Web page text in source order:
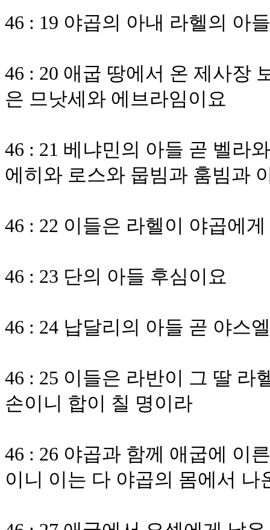
46 : 19 야곱의 아내 라헬의 아
46 : 20 애굽 땅에서 온 제사장
은 므낫세와 에브라임이요
46 : 21 베냐민의 아들 곧 벨라
에히와 로스와 뭅빔과 훔빔과
46 : 22 이들은 라헬이 야곱에
46 : 23 단의 아들 후심이요
46 : 24 납달리의 아들 곧 야스
46 : 25 이들은 라반이 그 딸 라
손이니 합이 칠 명이라
46 : 26 야곱과 함께 애굽에 이
이니 이는 다 야곱의 몸에서 나